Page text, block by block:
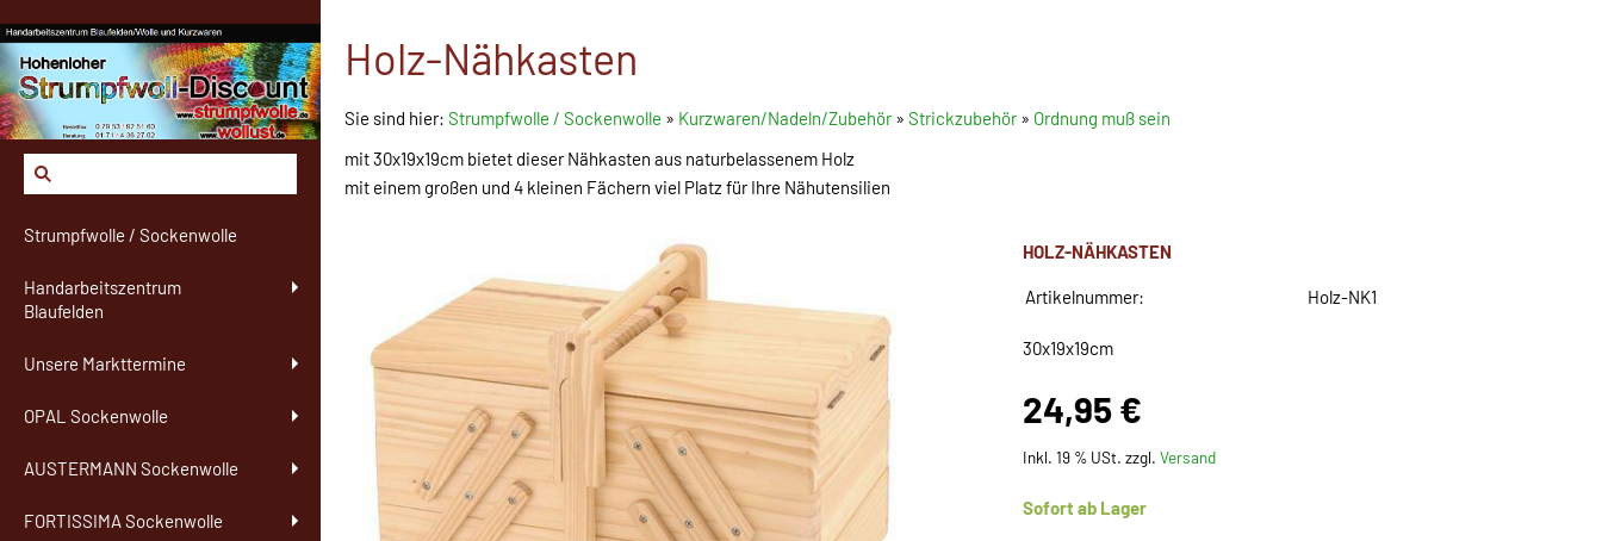
Strumpfwolle / Sockenwolle
Handarbeitszentrum
Blaufelden
Unsere Markttermine
OPAL Sockenwolle
AUSTERMANN Sockenwolle
FORTISSIMA Sockenwolle
Holz-Nähkasten
Sie sind hier: Strumpfwolle / Sockenwolle » Kurzwaren/Nadeln/Zubehör» Strickzubehör» Ordnung muß sein
mit 30x19x19cm bietet dieser Nähkasten aus naturbelassenem Holz
mit einem großen und 4 kleinen Fächern viel Platz für Ihre Nähutensilien
HOLZ-NÄHKASTEN
Artikelnummer: Holz-NK1
30x19x19cm
24,95 €
Inkl. 19 % USt. zzgl.Versand
Sofort ab Lager